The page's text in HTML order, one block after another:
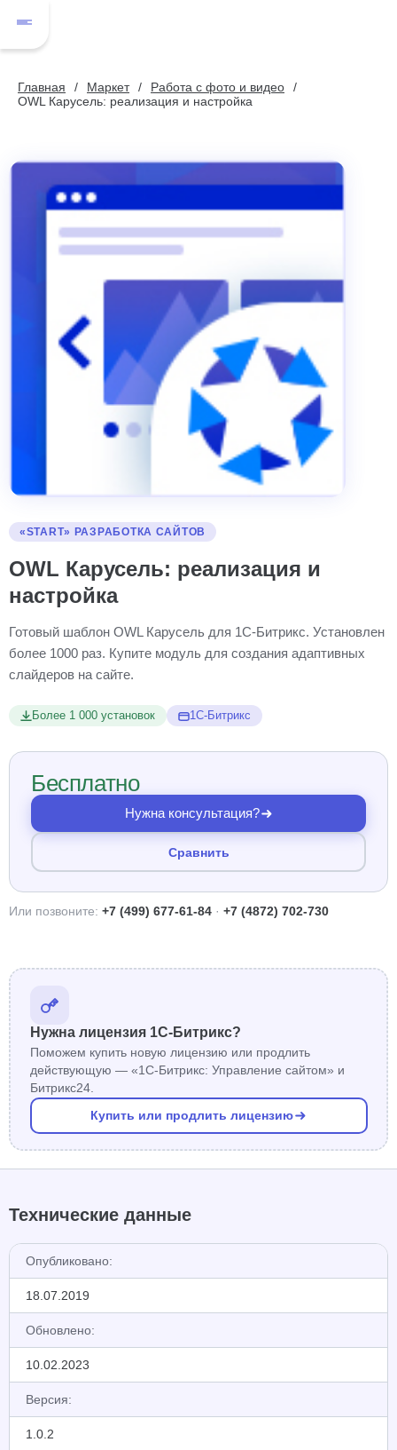
Главная Маркет
Работа с фото и видео
OWL Карусель: реализация и настройка
«START» РАЗРАБОТКА САЙТОВ
OWL Карусель: реализация и
настройка
Готовый шаблон OWL Карусель для 1С-Битрикс. Установлен
более 1000 раз. Купите модуль для создания адаптивных
слайдеров на сайте.
Более 1 000 установок 1С-Битрикс
Бесплатно
Нужна консультация?
Сравнить
Или позвоните: +7 (499) 677-61-84 · +7 (4872) 702-730
Нужна лицензия 1С-Битрикс?
Поможем купить новую лицензию или продлить
действующую — «1С-Битрикс: Управление сайтом» и
Битрикс24.
Купить или продлить лицензию
Технические данные
Опубликовано:
18.07.2019
Обновлено:
10.02.2023
Версия:
1.0.2